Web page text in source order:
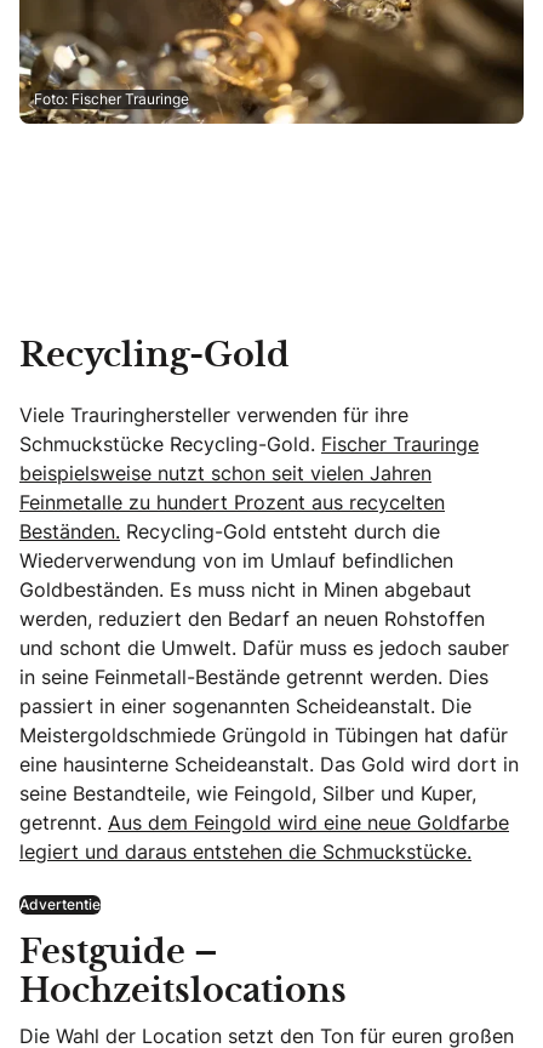
Foto: Fischer Trauringe
Recycling-Gold
Viele Trauringhersteller verwenden für ihre
Schmuckstücke Recycling-Gold. Fischer Trauringe
beispielsweise nutzt schon seit vielen Jahren
Feinmetalle zu hundert Prozent aus recycelten
Beständen. Recycling-Gold entsteht durch die
Wiederverwendung von im Umlauf befindlichen
Goldbeständen. Es muss nicht in Minen abgebaut
werden, reduziert den Bedarf an neuen Rohstoffen
und schont die Umwelt. Dafür muss es jedoch sauber
in seine Feinmetall-Bestände getrennt werden. Dies
passiert in einer sogenannten Scheideanstalt. Die
Meistergoldschmiede Grüngold in Tübingen hat dafür
eine hausinterne Scheideanstalt. Das Gold wird dort in
seine Bestandteile, wie Feingold, Silber und Kuper,
getrennt. Aus dem Feingold wird eine neue Goldfarbe
legiert und daraus entstehen die Schmuckstücke.
Advertentie
Festguide –
Hochzeitslocations
Die Wahl der Location setzt den Ton für euren großen